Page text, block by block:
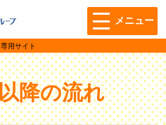
用サイト
降の流れ